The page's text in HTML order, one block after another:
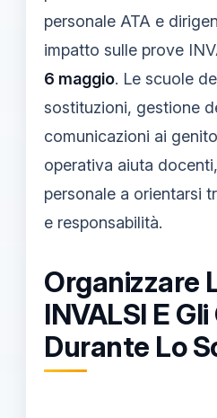
personale ATA e
impatto sulle prove
6 maggio. Le scuole
sostituzioni, gestione
comunicazioni ai
operativa aiuta
personale a orientarsi
e responsabilità.
Organizzare
INVALSI E
Durante Lo